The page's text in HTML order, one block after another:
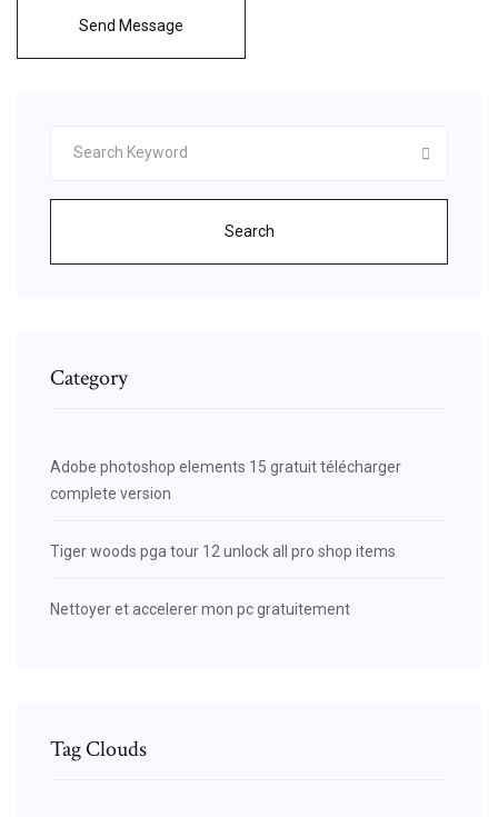
Send Message
Search
Category
Adobe photoshop elements 15 gratuit télécharger
complete version
Tiger woods pga tour 12 unlock all pro shop items
Nettoyer et accelerer mon pc gratuitement
Tag Clouds